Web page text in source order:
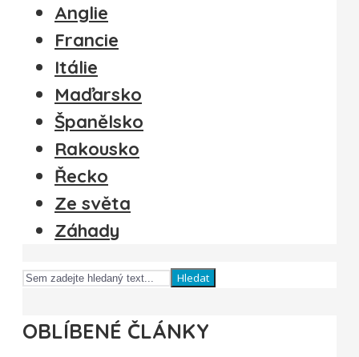
Anglie
Francie
Itálie
Maďarsko
Španělsko
Rakousko
Řecko
Ze světa
Záhady
Hledat
OBLÍBENÉ ČLÁNKY